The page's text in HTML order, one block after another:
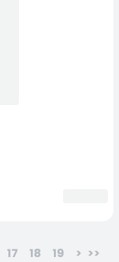
17 18 19 > >>